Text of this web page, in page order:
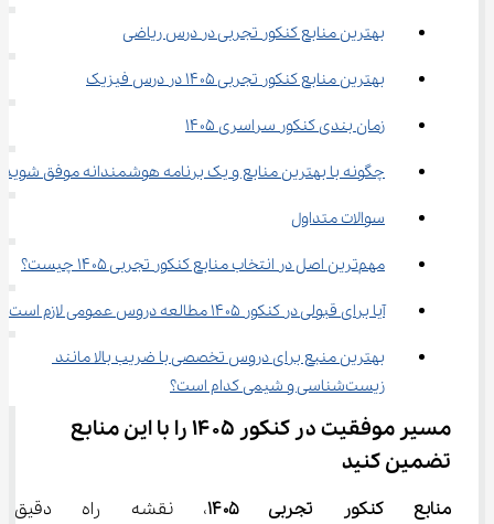
بهترین منابع کنکور تجربی در درس ریاضی
بهترین منابع کنکور تجربی ۱۴۰۵ در درس فیزیک
زمان‌ بندی کنکور سراسری ۱۴۰۵
چگونه با بهترین منابع و یک برنامه هوشمندانه موفق
سوالات متداول
مهم‌ترین اصل در انتخاب منابع کنکور تجربی ۱۴۰۵ چیست؟
آیا برای قبولی در کنکور ۱۴۰۵ مطالعه دروس عمومی لازم است؟
بهترین منبع برای دروس تخصصی با ضریب بالا مانند
زیست‌شناسی و شیمی کدام است؟
مسیر موفقیت در کنکور ۱۴۰۵ را با این منابع
تضمین کنید
منابع کنکور تجربی ۱۴۰۵
، نقشه راه